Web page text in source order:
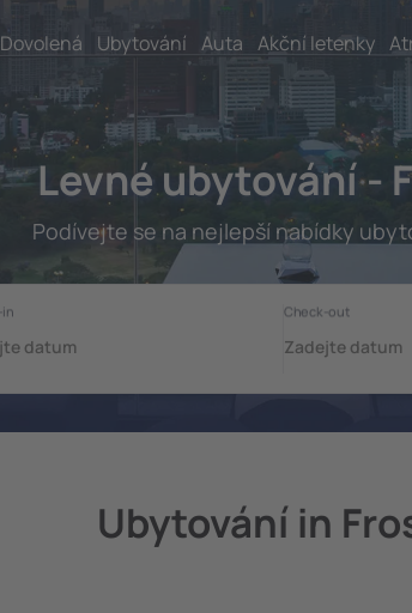
Dovolená Ubytování Auta Akční letenky
Levné ubytování -
Podívejte se na nejlepší nabídky
Ubytování in